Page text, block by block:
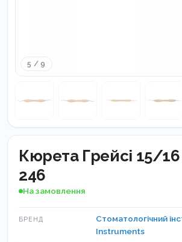
5 / 9
Кюрета Грейсі 15/16
246
На замовлення
БРЕНД
Стоматологічний
Instruments